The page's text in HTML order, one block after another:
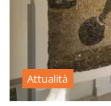
Attualità